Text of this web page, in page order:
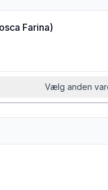
Farina)
Vælg anden